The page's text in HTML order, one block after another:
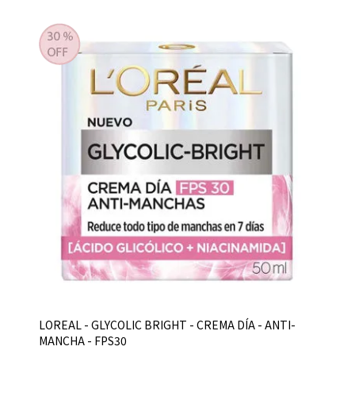
LOREAL - GLYCOLIC BRIGHT - CREMA DÍA - ANTI-
MANCHA - FPS30